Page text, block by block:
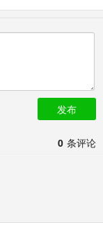
发布
0 条评论